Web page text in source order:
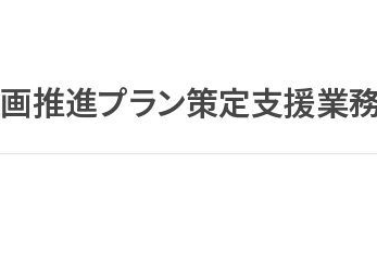
推進プラン策定支援業